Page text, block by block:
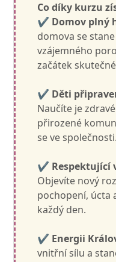
Co díky kurzu
✔ Domov plný
domova se
vzájemného
začátek
✔ Děti
Naučíte je
přirozené
se ve společnosti.
✔ Respektující
Objevíte nový
pochopení, úcta
každý den.
✔ Energii
vnitřní sílu a